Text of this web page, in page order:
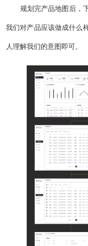
规划完产品地图后，
我们对产品应该做成什么
人理解我们的意图即可。